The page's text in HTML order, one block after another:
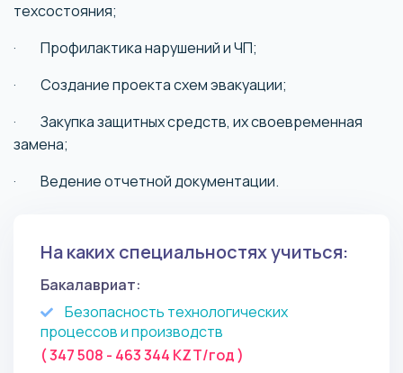
техсостояния;
· Профилактика нарушений и ЧП;
· Создание проекта схем эвакуации;
· Закупка защитных средств, их своевременная
замена;
· Ведение отчетной документации.
На каких специальностях учиться:
Бакалавриат:
Безопасность технологических
процессов и производств
( 347 508 - 463 344 KZT/год )